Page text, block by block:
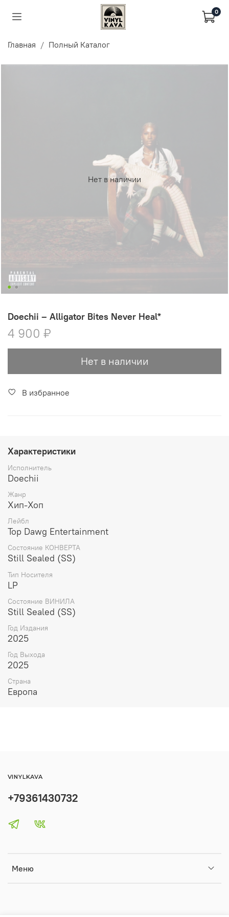
0
Главная Полный Каталог
Нет в наличии
Doechii – Alligator Bites Never Heal*
4 900 ₽
Нет в наличии
В избранное
Характеристики
Исполнитель
Doechii
Жанр
Хип-Хоп
Лейбл
Top Dawg Entertainment
Состояние КОНВЕРТА
Still Sealed (SS)
Тип Носителя
LP
Состояние ВИНИЛА
Still Sealed (SS)
Год Издания
2025
Год Выхода
2025
Страна
Европа
Меню
+79361430732
VINYLKAVA